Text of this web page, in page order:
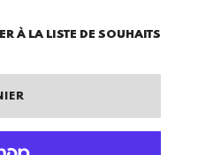
À LA LISTE DE SOUHAITS